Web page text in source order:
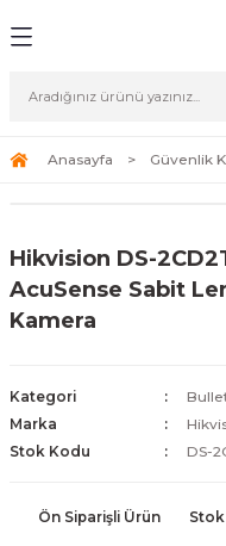
Sistemleri
Sistemleri (Network
ve Depolama Çözümleri
ve Bağlantı Kabloları
Kamera Lisansları
Güvenlik
Duvarı) Cihazları
Ağ Yönlendiricileri
Fi) ve Access Point Ürünleri
Antivirüs Yazılımları
ve Depolama Ürünleri
SSD
Kurtarma
Merkezi Altyapısı
Anasayfa Güvenlik
Hikvision DS-
AcuSense Sabit
Kamera
Kategori
Marka
Stok Kodu
DS-
Ön Siparişli Ürün